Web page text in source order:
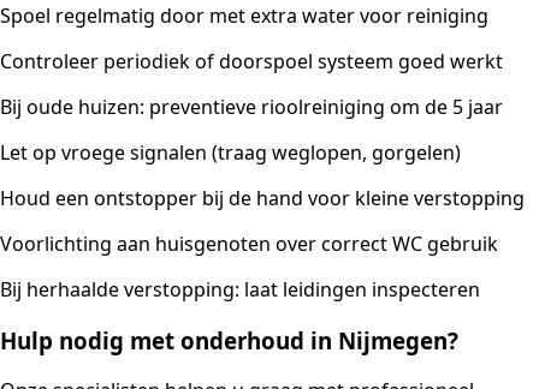
Spoel regelmatig door met extra water voor reiniging
Controleer periodiek of doorspoel systeem goed werkt
Bij oude huizen: preventieve rioolreiniging om de 5 jaar
Let op vroege signalen (traag weglopen, gorgelen)
Houd een ontstopper bij de hand voor kleine verstopping
Voorlichting aan huisgenoten over correct WC gebruik
Bij herhaalde verstopping: laat leidingen inspecteren
Hulp nodig met onderhoud in Nijmegen?